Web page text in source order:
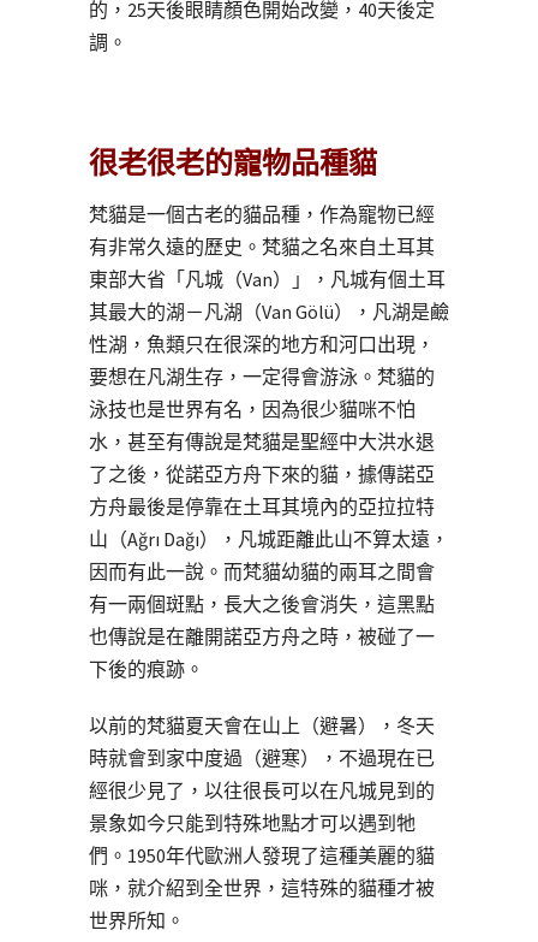
的，25天後眼睛顏色開始改變，40天後定
調。
很老很老的寵物品種貓
梵貓是一個古老的貓品種，作為寵物已經
有非常久遠的歷史。梵貓之名來自土耳其
東部大省「凡城（Van）」，凡城有個土耳
其最大的湖－凡湖（Van Gölü），凡湖是鹼
性湖，魚類只在很深的地方和河口出現，
要想在凡湖生存，一定得會游泳。梵貓的
泳技也是世界有名，因為很少貓咪不怕
水，甚至有傳說是梵貓是聖經中大洪水退
了之後，從諾亞方舟下來的貓，據傳諾亞
方舟最後是停靠在土耳其境內的亞拉拉特
山（Ağrı Dağı），凡城距離此山不算太遠，
因而有此一說。而梵貓幼貓的兩耳之間會
有一兩個斑點，長大之後會消失，這黑點
也傳說是在離開諾亞方舟之時，被碰了一
下後的痕跡。
以前的梵貓夏天會在山上（避暑），冬天
時就會到家中度過（避寒），不過現在已
經很少見了，以往很長可以在凡城見到的
景象如今只能到特殊地點才可以遇到牠
們。1950年代歐洲人發現了這種美麗的貓
咪，就介紹到全世界，這特殊的貓種才被
世界所知。